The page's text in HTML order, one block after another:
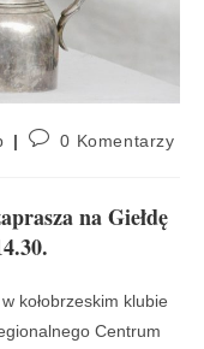
0 Komentarzy
na Giełdę
kołobrzeskim klubie
Centrum